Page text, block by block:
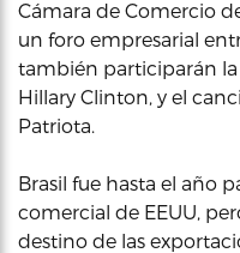
Cámara de Comercio
un foro empresarial
también participarán la
Hillary Clinton, y el
Patriota.
Brasil fue hasta el año
comercial de EEUU,
destino de las